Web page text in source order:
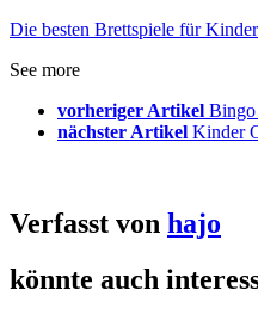
Die besten Brettspiele für Kinder
See more
vorheriger Artikel Bingo
nächster Artikel Kinder
Verfasst von hajo
könnte auch